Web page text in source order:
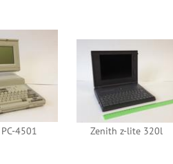
4501 Zenith z-lite 320l